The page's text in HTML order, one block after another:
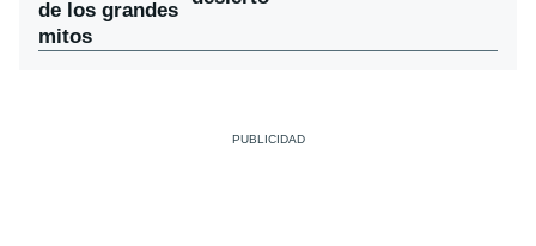
de los grandes
mitos